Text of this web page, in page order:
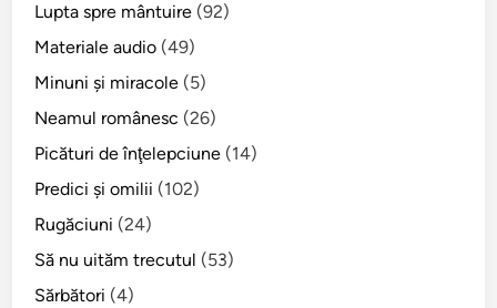
Lupta spre mântuire (92)
Materiale audio (49)
Minuni şi miracole (5)
Neamul românesc (26)
Picături de înţelepciune (14)
Predici şi omilii (102)
Rugăciuni (24)
Să nu uităm trecutul (53)
Sărbători (4)